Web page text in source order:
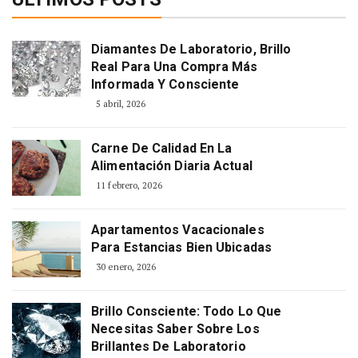
Diamantes De Laboratorio, Brillo
Real Para Una Compra Más
Informada Y Consciente
5 abril, 2026
Carne De Calidad En La
Alimentación Diaria Actual
11 febrero, 2026
Apartamentos Vacacionales
Para Estancias Bien Ubicadas
30 enero, 2026
Brillo Consciente: Todo Lo Que
Necesitas Saber Sobre Los
Brillantes De Laboratorio